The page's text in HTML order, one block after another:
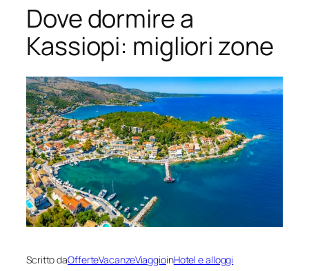
Dove dormire a
Kassiopi: migliori zone
Scritto daOfferteVacanzeViaggioinHotel e alloggi